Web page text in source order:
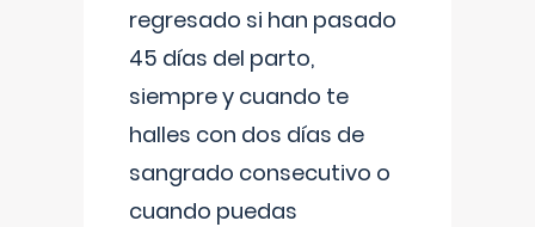
regresado si han pasado
45 días del parto,
siempre y cuando te
halles con dos días de
sangrado consecutivo o
cuando puedas